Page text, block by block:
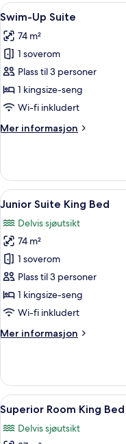
Åpne
alle
bildene
av
Swim-
Up
Suite
4
Swim-Up Suite
74 m²
1 soverom
Plass til 3 personer
1 kingsize-seng
Wi-fi inkludert
Mer informasjon
Mer
Up
Suite
Åpne
alle
bildene
av
Junior
Suite
King
Bed
3
Junior Suite King Bed
Delvis sjøutsikt
74 m²
1 soverom
Plass til 3 personer
1 kingsize-seng
Wi-fi inkludert
Mer informasjon
Mer
Suite
King
Bed
Åpne
alle
bildene
3
Superior Room King Bed
Delvis sjøutsikt